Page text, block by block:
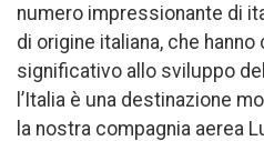
numero impressionante di
di origine italiana, che
significativo allo sviluppo
l’Italia è una destinazione
la nostra compagnia aerea